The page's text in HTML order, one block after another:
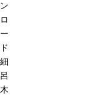
ン
ロ
ー
ド
細
呂
木